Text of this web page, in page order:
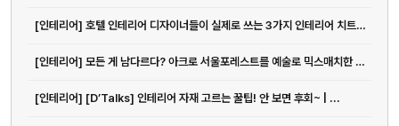
[인테리어] 호텔 인테리어 디자이너들이 실제로 쓰는 3가지 인테리어 치트키 | ...
[인테리어] 모든 게 남다르다? 아크로 서울포레스트를 예술로 믹스매치한 그루스튜...
[인테리어] [D’Talks] 인테리어 자재 고르는 꿀팁! 안 보면 후회~ | ...